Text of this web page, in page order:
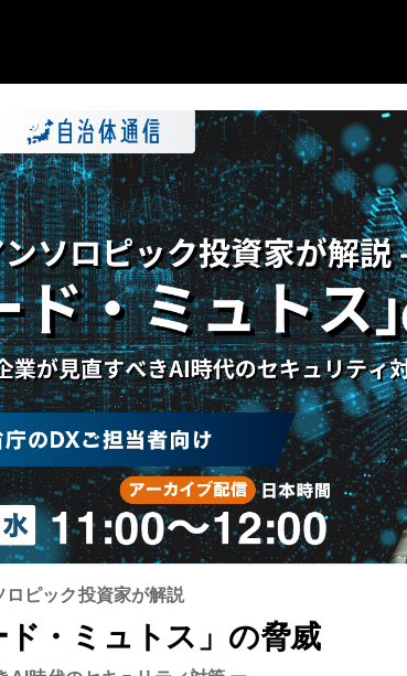
ロピック投資家が解説
・ミュトス」の脅威